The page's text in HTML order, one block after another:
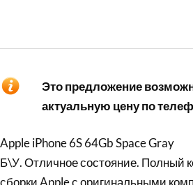
Это предложение
актуальную цену по
Apple iPhone 6S 64Gb Space Gray
Б\У. Отличное состояние. Полный
сборки Apple с оригинальными